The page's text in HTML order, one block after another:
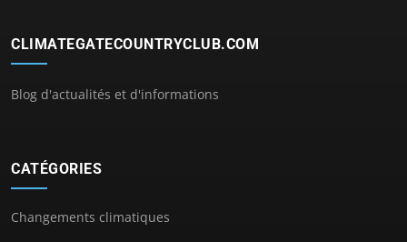
CLIMATEGATECOUNTRYCLUB.COM
Blog d'actualités et d'informations
CATÉGORIES
Changements climatiques